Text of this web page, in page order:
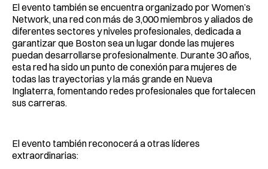
El evento también se encuentra organizado por Women’s
Network, una red con más de 3,000 miembros y aliados de
diferentes sectores y niveles profesionales, dedicada a
garantizar que Boston sea un lugar donde las mujeres
puedan desarrollarse profesionalmente. Durante 30 años,
esta red ha sido un punto de conexión para mujeres de
todas las trayectorias y la más grande en Nueva
Inglaterra, fomentando redes profesionales que fortalecen
sus carreras.
El evento también reconocerá a otras líderes
extraordinarias: